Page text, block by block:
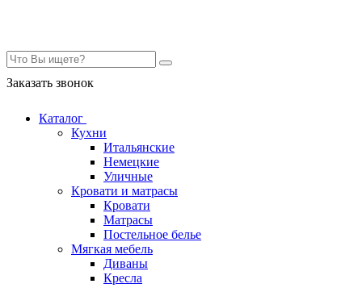
Заказать звонок
Каталог
Кухни
Итальянские
Немецкие
Уличные
Кровати и матрасы
Кровати
Матрасы
Постельное белье
Мягкая мебель
Диваны
Кресла